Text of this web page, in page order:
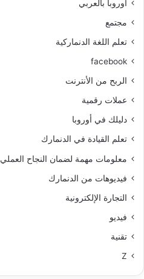
أوروبا بالعربي
مجتمع
تعلم اللغة الدنماركية
facebook
الربح من الأنترنت
عملات رقمية
دليلك في أوروبا
تعلم القيادة في الدنمارك
معلومات مهمة لضمان النجاح العملي
فيديوهات من الدنمارك
التجارة الإلكترونية
فيديو
تقنية
Z